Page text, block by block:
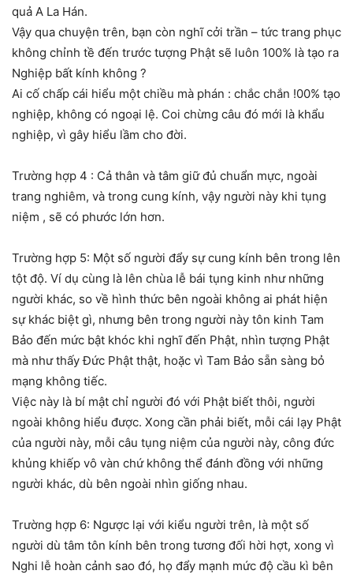
quả A La Hán.
Vậy qua chuyện trên, bạn còn nghĩ cởi trần – tức trang phục
không chỉnh tề đến trước tượng Phật sẽ luôn 100% là tạo ra
Nghiệp bất kính không ?
Ai cố chấp cái hiểu một chiều mà phán : chắc chắn !00% tạo
nghiệp, không có ngoại lệ. Coi chừng câu đó mới là khẩu
nghiệp, vì gây hiểu lầm cho đời.
Trường hợp 4 : Cả thân và tâm giữ đủ chuẩn mực, ngoài
trang nghiêm, và trong cung kính, vậy người này khi tụng
niệm , sẽ có phước lớn hơn.
Trường hợp 5: Một số người đẩy sự cung kính bên trong lên
tột độ. Ví dụ cùng là lên chùa lễ bái tụng kinh như những
người khác, so về hình thức bên ngoài không ai phát hiện
sự khác biệt gì, nhưng bên trong người này tôn kinh Tam
Bảo đến mức bật khóc khi nghĩ đến Phật, nhìn tượng Phật
mà như thấy Đức Phật thật, hoặc vì Tam Bảo sẵn sàng bỏ
mạng không tiếc.
Việc này là bí mật chỉ người đó với Phật biết thôi, người
ngoài không hiểu được. Xong cần phải biết, mỗi cái lạy Phật
của người này, mỗi câu tụng niệm của người này, công đức
khủng khiếp vô vàn chứ không thể đánh đồng với những
người khác, dù bên ngoài nhìn giống nhau.
Trường hợp 6: Ngược lại với kiểu người trên, là một số
người dù tâm tôn kính bên trong tương đối hời hợt, xong vì
Nghi lễ hoàn cảnh sao đó, họ đẩy mạnh mức độ cầu kì bên